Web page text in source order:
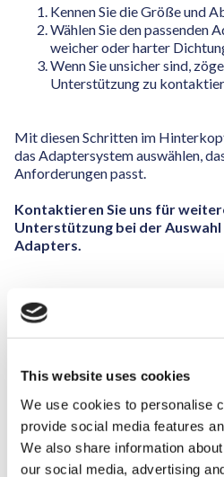
This website uses cookies
We use cookies to personalise
provide social media features
We also share information
our social media, advertising
Kennen Sie die Größe und
Wählen Sie den passenden
weicher oder harter
Wenn Sie unsicher sind,
Unterstützung zu
Mit diesen Schritten im
das Adaptersystem auswählen,
Anforderungen passt.
Kontaktieren Sie uns für
Unterstützung bei der
Adapters.
Lassen Sie uns wissen, wie wir
Vorname*